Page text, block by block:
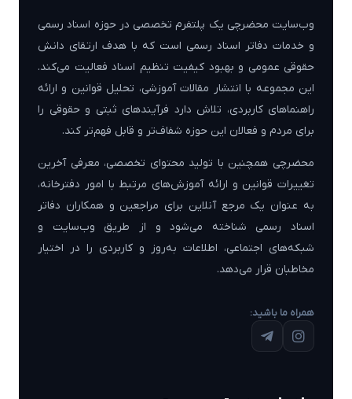
وب‌سایت محضرچی یک پلتفرم تخصصی در حوزه اسناد رسمی
و خدمات دفاتر اسناد رسمی است که با هدف ارتقای دانش
حقوقی عمومی و بهبود کیفیت تنظیم اسناد فعالیت می‌کند.
این مجموعه با انتشار مقالات آموزشی، تحلیل قوانین و ارائه
راهنماهای کاربردی، تلاش دارد فرآیندهای ثبتی و حقوقی را
برای مردم و فعالان این حوزه شفاف‌تر و قابل فهم‌تر کند.
محضرچی همچنین با تولید محتوای تخصصی، معرفی آخرین
تغییرات قوانین و ارائه آموزش‌های مرتبط با امور دفترخانه،
به عنوان یک مرجع آنلاین برای مراجعین و همکاران دفاتر
اسناد رسمی شناخته می‌شود و از طریق وب‌سایت و
شبکه‌های اجتماعی، اطلاعات به‌روز و کاربردی را در اختیار
مخاطبان قرار می‌دهد.
همراه ما باشید: